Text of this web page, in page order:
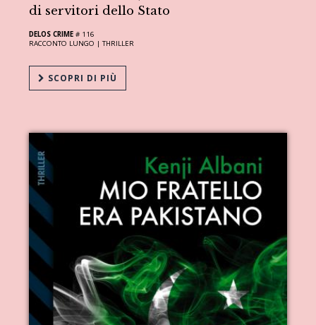
di servitori dello Stato
DELOS CRIME # 116
RACCONTO LUNGO |THRILLER
SCOPRI DI PIÙ